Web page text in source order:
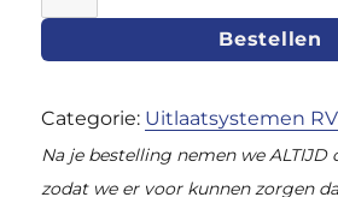
RVS
voor
vanaf
Bestellen
Categorie: Uitlaatsystemen
Na je bestelling nemen we
zodat we er voor kunnen zorgen